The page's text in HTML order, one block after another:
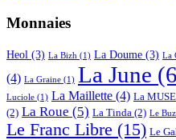
Monnaies
Heol (3) La Bizh (1) La Doume (3) La
(4) La Graine (1) La June
Luciole (1) La Maillette (4) La MUSE
(2) La Roue (5) La Tinda (2) Le
Le Franc Libre (15) Le